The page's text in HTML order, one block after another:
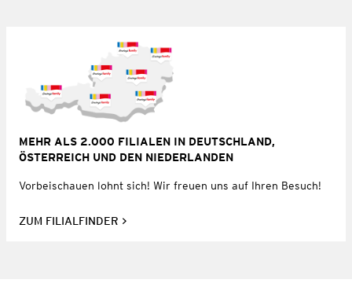
MEHR ALS 2.000 FILIALEN IN DEUTSCHLAND,
ÖSTERREICH UND DEN NIEDERLANDEN
Vorbeischauen lohnt sich! Wir freuen uns auf Ihren Besuch!
ZUM FILIALFINDER